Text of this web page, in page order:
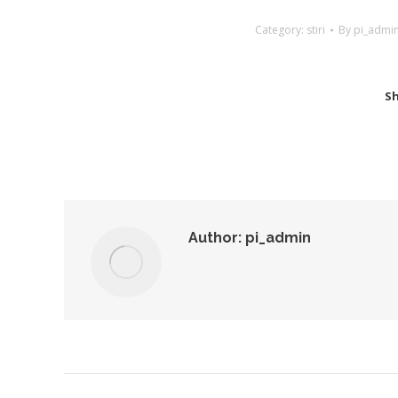
Category: stiri By pi_admin
Author: pi_admin